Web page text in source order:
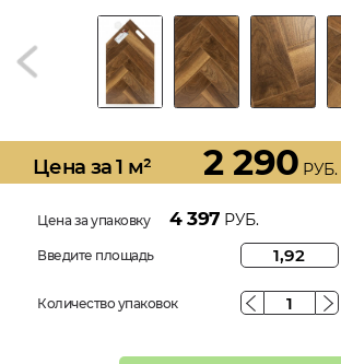
Цена за 1 м² 2 290 РУБ.
Цена за упаковку 4 397 РУБ.
Введите площадь
Количество упаковок